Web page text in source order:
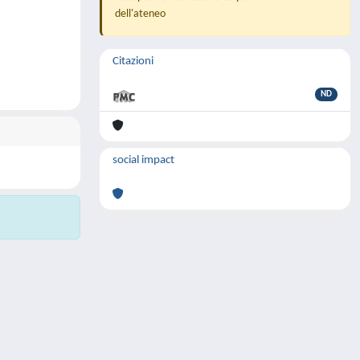
dell'ateneo
Citazioni
ND
social impact